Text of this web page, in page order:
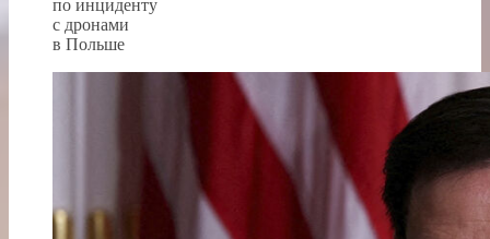
по инциденту
с дронами
в Польше